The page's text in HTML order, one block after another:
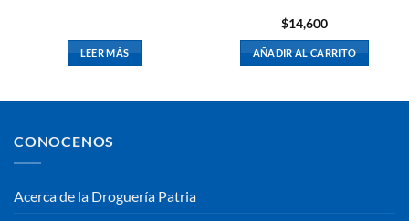
LEER MÁS
$14,600
AÑADIR AL CARRITO
CONOCENOS
Acerca de la Droguería Patria